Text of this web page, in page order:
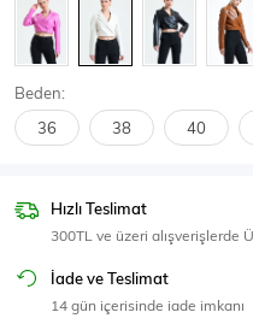
Body Atlet
SPOR GİYİM
Eşofman Üstü
Beden:
36 38 40
Hızlı Teslimat
300TL ve üzeri alışverişlerde
İade ve Teslimat
14 gün içerisinde iade imkanı